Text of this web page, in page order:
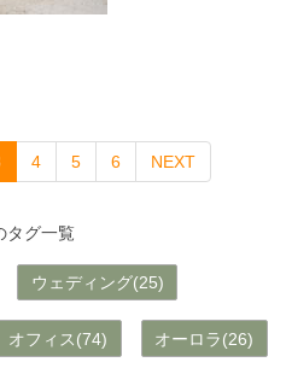
(current)
4 5 6 NEXT
タグ一覧
ウェディング(25)
オフィス(74) オーロラ(26)